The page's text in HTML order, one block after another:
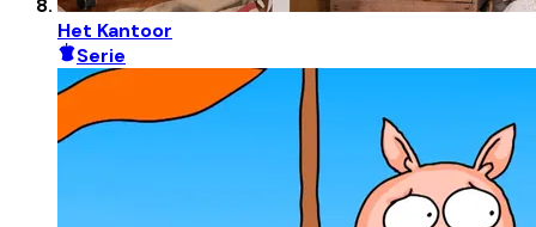
Het Kantoor
Serie